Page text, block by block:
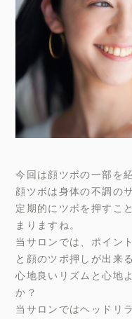
今回は顔ツボの一部を
顔ツボは身体の不調の
定期的にツボを押すこ
まりますね。
当サロンでは、ポイン
と顔のツボ押しが出来
心地良いリズムと心地
か？
当サロンではヘッドリ